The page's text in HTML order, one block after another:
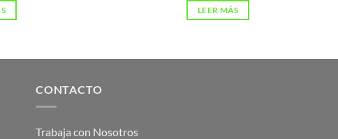
LEER MÁS
CONTACTO
Trabaja con Nosotros